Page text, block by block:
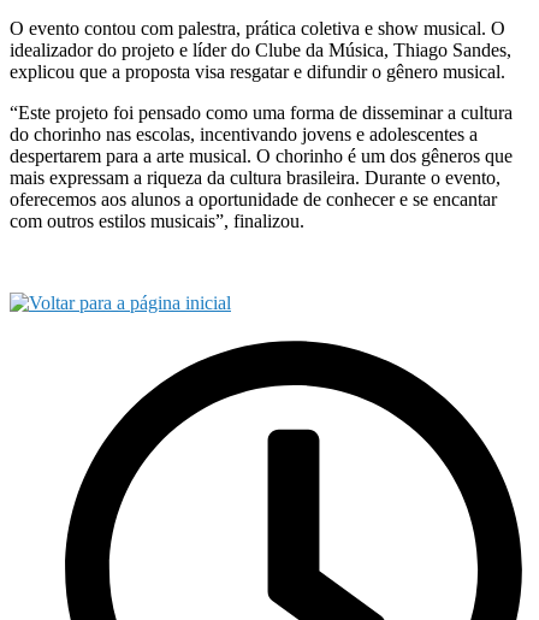
O evento contou com palestra, prática coletiva e show musical. O
idealizador do projeto e líder do Clube da Música, Thiago Sandes,
explicou que a proposta visa resgatar e difundir o gênero musical.
“Este projeto foi pensado como uma forma de disseminar a cultura
do chorinho nas escolas, incentivando jovens e adolescentes a
despertarem para a arte musical. O chorinho é um dos gêneros que
mais expressam a riqueza da cultura brasileira. Durante o evento,
oferecemos aos alunos a oportunidade de conhecer e se encantar
com outros estilos musicais”, finalizou.